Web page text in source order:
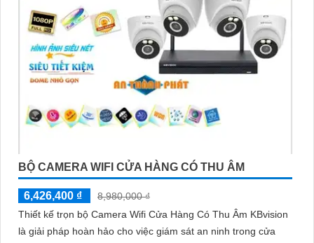
BỘ CAMERA WIFI CỬA HÀNG CÓ THU ÂM
6,426,400 ₫
8,980,000 ₫
Thiết kế trọn bộ Camera Wifi Cửa Hàng Có Thu Âm KBvision
là giải pháp hoàn hảo cho việc giám sát an ninh trong cửa